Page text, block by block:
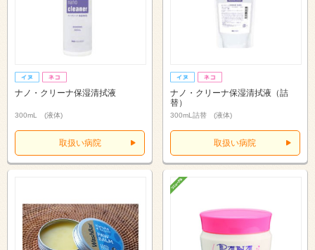
ナノ・クリーナ保湿清拭液
300mL (液体)
取扱い病院
ナノ・クリーナ保湿清拭液（詰
替）
300mL詰替 (液体)
取扱い病院